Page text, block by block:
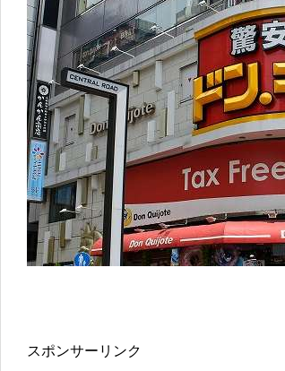
スポンサーリンク